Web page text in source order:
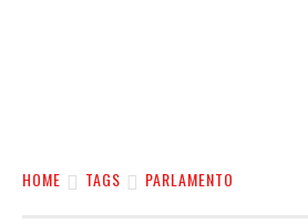
HOME TAGS PARLAMENTO